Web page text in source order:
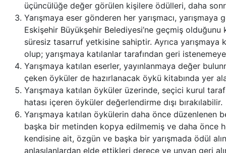
üçüncülüğe değer görülen kişilere ödülleri, daha
Yarışmaya eser gönderen her yarışmacı,
Eskişehir Büyükşehir Belediyesi’ne geçmiş olduğunu
süresiz tasarruf yetkisine sahiptir. Ayrıca
olup; yarışmaya katılanlar tarafından geri
Yarışmaya katılan eserler, yayınlanmaya değer
çeken öyküler de hazırlanacak öykü kitabında yer
Yarışmaya katılan öyküler üzerinde, seçici kurul
hatası içeren öyküler değerlendirme dışı bırakılabilir.
Yarışmaya katılan öykülerin daha önce düzenlenen
başka bir metinden kopya edilmemiş ve daha önce
kendisine ait, özgün ve başka bir yarışmada ödül
anlaşılanlardan elde ettikleri derece ve unvan geri